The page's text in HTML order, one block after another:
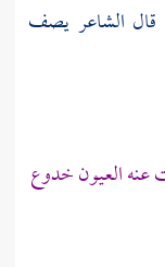
الشاعر يصف
العيون خدوع